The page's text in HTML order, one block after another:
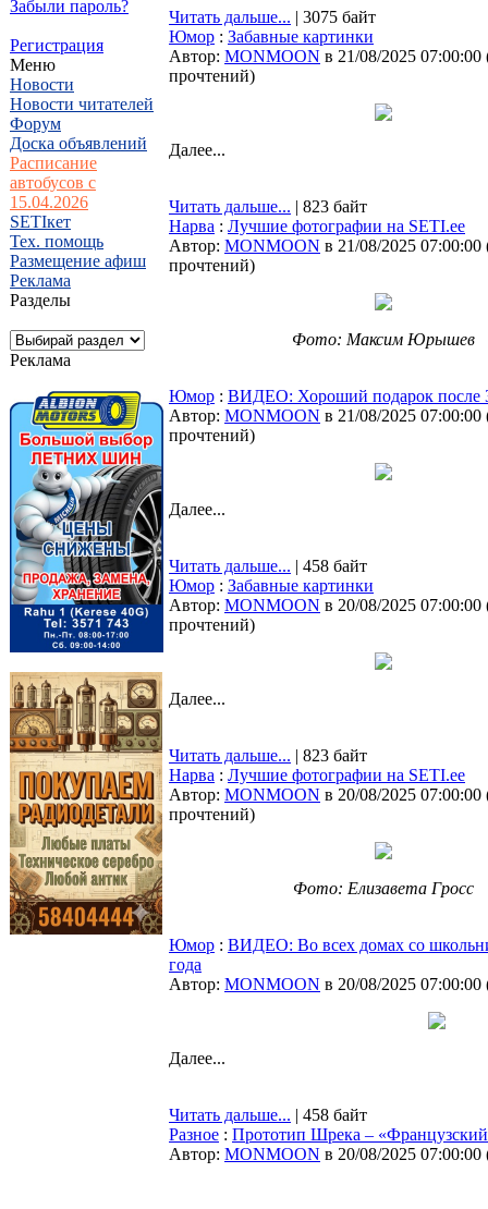
Забыли пароль?
Регистрация
Меню
Новости
Новости читателей
Форум
Доска объявлений
Расписание
автобусов с
15.04.2026
SETIкет
Тех. помощь
Размещение афиш
Реклама
Разделы
Реклама
Читать дальше... | 3075 байт
Юмор : Забавные картинки
Автор: MONMOON в 21/08/2025 07:00:00
прочтений)
Далее...
Читать дальше... | 823 байт
Нарва : Лучшие фотографии на SETI.ee
Автор: MONMOON в 21/08/2025 07:00:00
прочтений)
Фото: Максим Юрышев
Юмор : ВИДЕО: Хороший подарок после
Автор: MONMOON в 21/08/2025 07:00:00
прочтений)
Далее...
Читать дальше... | 458 байт
Юмор : Забавные картинки
Автор: MONMOON в 20/08/2025 07:00:00
прочтений)
Далее...
Читать дальше... | 823 байт
Нарва : Лучшие фотографии на SETI.ee
Автор: MONMOON в 20/08/2025 07:00:00
прочтений)
Фото: Елизавета Гросс
Юмор : ВИДЕО: Во всех домах со
года
Автор: MONMOON в 20/08/2025 07:00:00
Далее...
Читать дальше... | 458 байт
Разное : Прототип Шрека –
Автор: MONMOON в 20/08/2025 07:00:00